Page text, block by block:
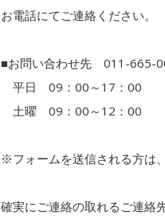
お電話にてご連絡ください。
■お問い合わせ先 011-665-
平日 09：00～17：00
土曜 09：00～12：00
※フォームを送信される方は
確実にご連絡の取れるご連絡